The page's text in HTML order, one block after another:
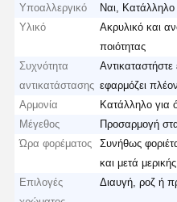
Υποαλλεργικό
Ναι, Κατάλληλο
Υλικό
Ακρυλικό και
ποιότητας
Συχνότητα
αντικατάστασης εφαρμόζει
Αρμονία
Κατάλληλο για
Μέγεθος
Προσαρμογή
Ώρα φορέματος
Συνήθως
και μετά
Επιλογές
Διαυγή, ροζ ή